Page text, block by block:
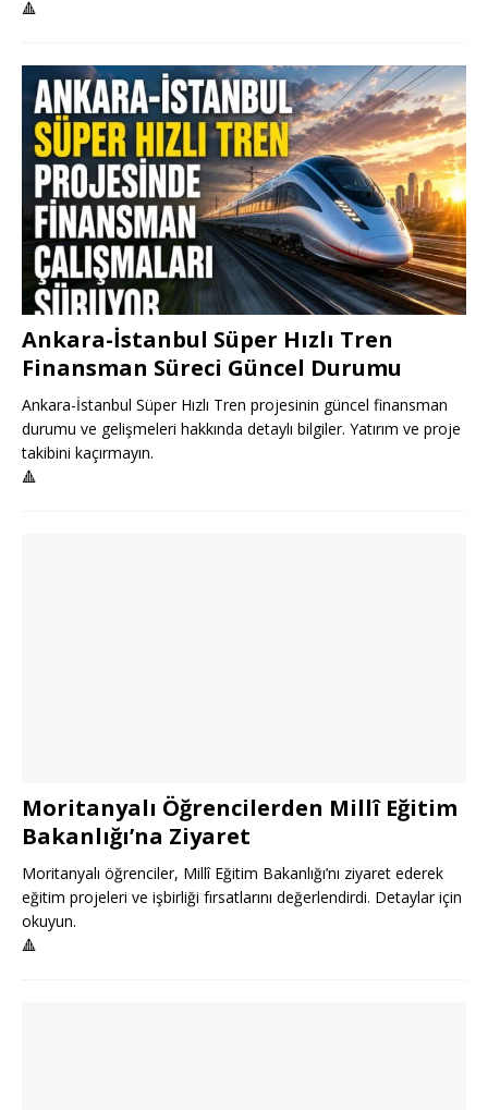
🔺
Ankara-İstanbul Süper Hızlı Tren
Finansman Süreci Güncel Durumu
Ankara-İstanbul Süper Hızlı Tren projesinin güncel finansman
durumu ve gelişmeleri hakkında detaylı bilgiler. Yatırım ve proje
takibini kaçırmayın.
🔺
Moritanyalı Öğrencilerden Millî Eğitim
Bakanlığı’na Ziyaret
Moritanyalı öğrenciler, Millî Eğitim Bakanlığı’nı ziyaret ederek
eğitim projeleri ve işbirliği fırsatlarını değerlendirdi. Detaylar için
okuyun.
🔺